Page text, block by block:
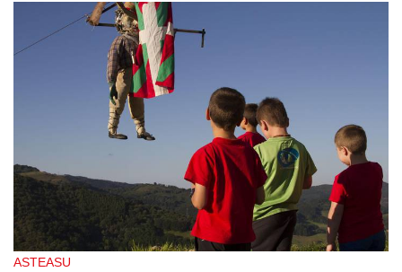
ASTEASU